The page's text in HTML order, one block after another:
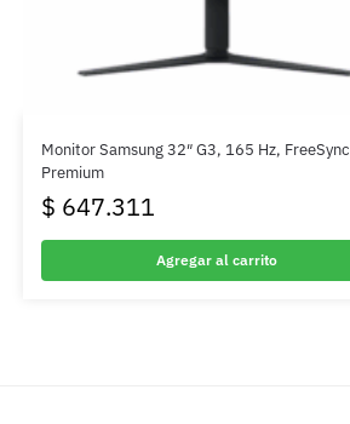
Monitor Samsung 32″ G3, 165 Hz, FreeSync
Premium
$ 647.311
Agregar al carrito